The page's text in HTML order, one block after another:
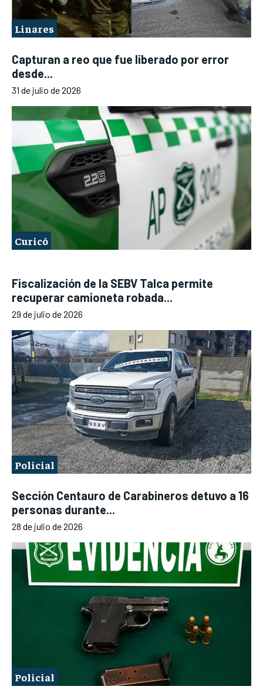
Linares
Capturan a reo que fue liberado por error
desde...
31 de julio de 2026
Curicó
Fiscalización de la SEBV Talca permite
recuperar camioneta robada...
29 de julio de 2026
Policial
Sección Centauro de Carabineros detuvo a 16
personas durante...
28 de julio de 2026
Policial